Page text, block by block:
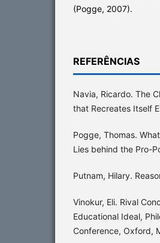
(Pogge, 2007).
REFERÊNCIAS
Navia, Ricardo. The
that Recreates Itself
Pogge, Thomas.
Lies behind the Pro-
Putnam, Hilary.
Vinokur, Eli. Rival
Educational Ideal,
Conference, Oxford,